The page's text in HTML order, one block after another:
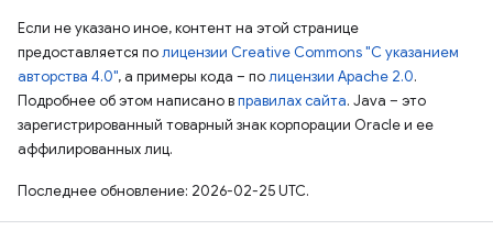
Если не указано иное, контент на этой странице
предоставляется полицензии Creative Commons "С указанием
авторства 4.0", а примеры кода – полицензии Apache 2.0.
Подробнее об этом написано вправилах сайта. Java – это
зарегистрированный товарный знак корпорации Oracle и ее
аффилированных лиц.
Последнее обновление: 2026-02-25 UTC.